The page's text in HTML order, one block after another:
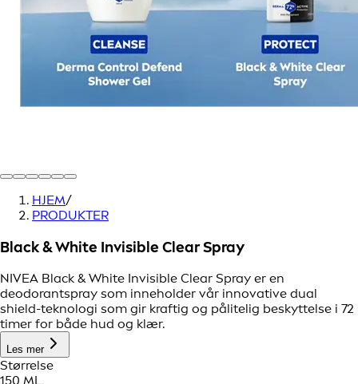
HJEM/
PRODUKTER
Black & White Invisible Clear Spray
NIVEA Black & White Invisible Clear Spray er en
deodorantspray som inneholder vår innovative dual
shield-teknologi som gir kraftig og pålitelig beskyttelse i 72
timer for både hud og klær.
Les mer
Størrelse
150 ML